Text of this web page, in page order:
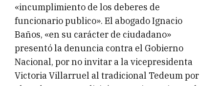
«incumplimiento de los deberes de
funcionario publico». El abogado Ignacio
Baños, «en su carácter de ciudadano»
presentó la denuncia contra el Gobierno
Nacional, por no invitar a la vicepresidenta
Victoria Villarruel al tradicional Tedeum por